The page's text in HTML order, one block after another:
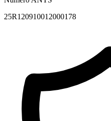
25R120910012000178